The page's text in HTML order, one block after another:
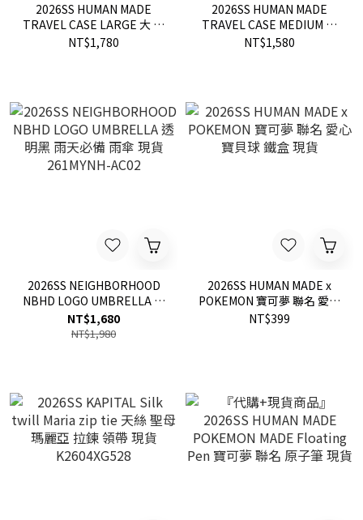
2026SS HUMAN MADE
TRAVEL CASE LARGE 大 旅
行 衣物 收納包 現貨
NT$1,780
2026SS HUMAN MADE
TRAVEL CASE MEDIUM 中
旅行 衣物 收納包 現貨
NT$1,580
2026SS NEIGHBORHOOD
NBHD LOGO UMBRELLA 透
明黑 雨天必備 雨傘 現貨
261MYNH-AC02
NT$1,680
NT$1,980
2026SS HUMAN MADE x
POKEMON 寶可夢 聯名 愛心
寶貝球 鐵盒 現貨
NT$399